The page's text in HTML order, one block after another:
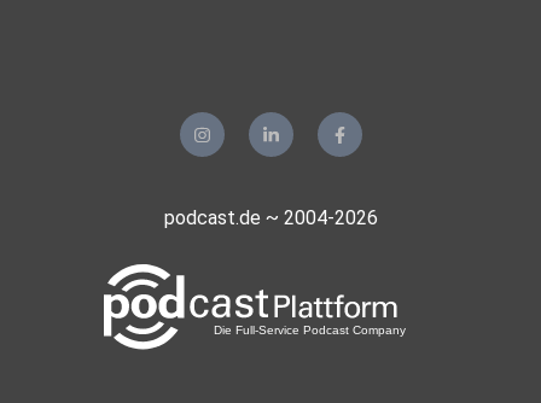
Klartext Triathlon | Podcast und Blog
Klartext Triathlon e.U., Alexander Feldhaus (Reinachstraße
podcast.de ~ 2004-2026